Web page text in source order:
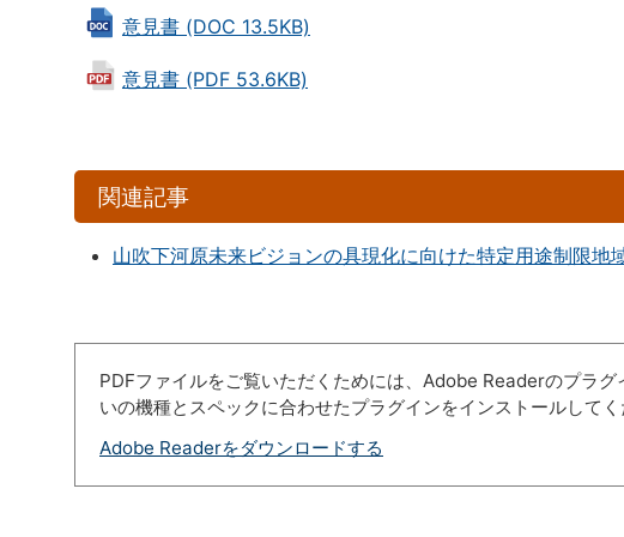
意見書 (DOC 13.5KB)
意見書 (PDF 53.6KB)
関連記事
山吹下河原未来ビジョンの具現化に向けた特定用途制限地
PDFファイルをご覧いただくためには、Adobe Readerのプラ
いの機種とスペックに合わせたプラグインをインストールしてく
Adobe Readerをダウンロードする